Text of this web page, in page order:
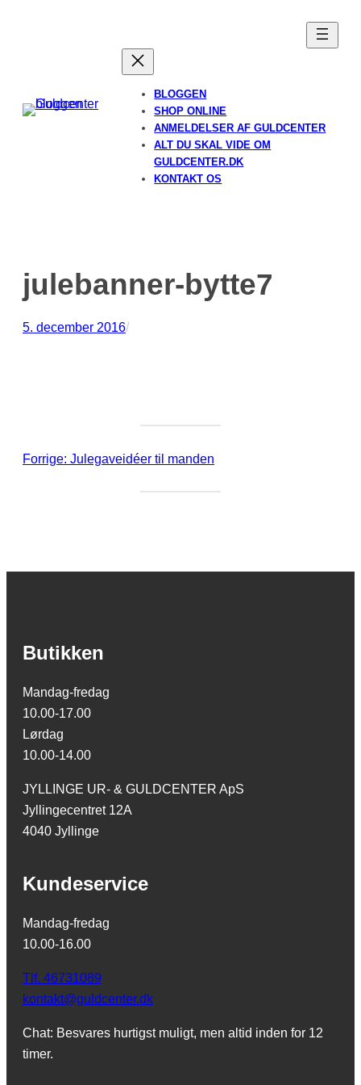
BLOGGEN
SHOP ONLINE
ANMELDELSER AF GULDCENTER
ALT DU SKAL VIDE OM
GULDCENTER.DK
KONTAKT OS
julebanner-bytte7
5. december 2016/
Forrige: Julegaveidéer til manden
Butikken
Mandag-fredag
10.00-17.00
Lørdag
10.00-14.00
JYLLINGE UR- & GULDCENTER ApS
Jyllingecentret 12A
4040 Jyllinge
Kundeservice
Mandag-fredag
10.00-16.00
Tlf. 46731089
kontakt@guldcenter.dk
Chat: Besvares hurtigst muligt, men altid inden for 12
timer.